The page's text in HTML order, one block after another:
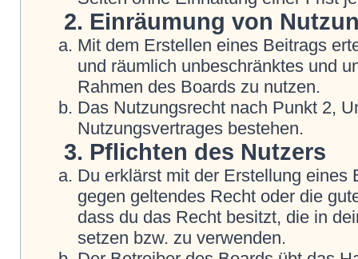
2. Einräumung von
Mit dem Erstellen eines Beitrags
und räumlich unbeschränktes und
Rahmen des Boards zu nutzen.
Das Nutzungsrecht nach Punkt 2,
Nutzungsvertrages bestehen.
3. Pflichten des Nutzers
Du erklärst mit der Erstellung eines
gegen geltendes Recht oder die
dass du das Recht besitzt, die in
setzen bzw. zu verwenden.